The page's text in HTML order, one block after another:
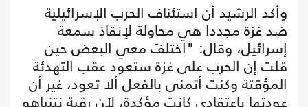
وأكد الرشيد أن استئناف الحرب الإسرائيلية
ضد غزة مجددا هي محاولة لإنقاذ سمعة
إسرائيل، وقال: "اختلفَ معي البعض حين
قلت إن الحرب على غزة ستعود عقب التهدئة
المؤقتة وكنت أتمنى بالفعل ألا تعود، غير أن
عودتها باعتقادي كانت مؤكدة، لأن رقبة نتنياهو